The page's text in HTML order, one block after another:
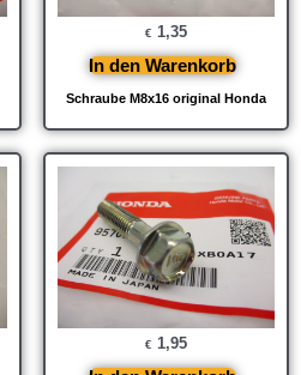
Schraube M8x16 original Honda
€ 1,35
In den Warenkorb
€ 1,95